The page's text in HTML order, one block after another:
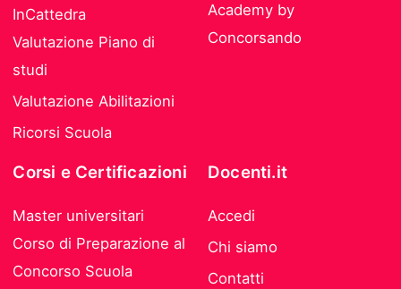
InCattedra
Valutazione Piano di
studi
Valutazione Abilitazioni
Ricorsi Scuola
Academy by
Concorsando
Corsi e Certificazioni
Master universitari
Corso di Preparazione al
Concorso Scuola
Docenti.it
Accedi
Chi siamo
Contatti